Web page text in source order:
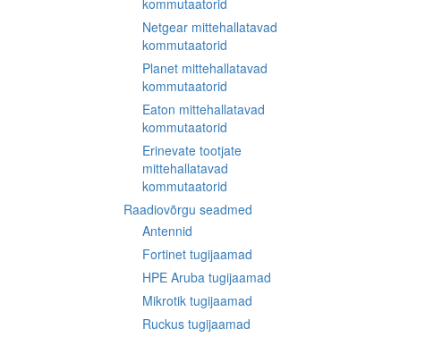
kommutaatorid
Netgear mittehallatavad
kommutaatorid
Planet mittehallatavad
kommutaatorid
Eaton mittehallatavad
kommutaatorid
Erinevate tootjate
mittehallatavad
kommutaatorid
Raadiovõrgu seadmed
Antennid
Fortinet tugijaamad
HPE Aruba tugijaamad
Mikrotik tugijaamad
Ruckus tugijaamad